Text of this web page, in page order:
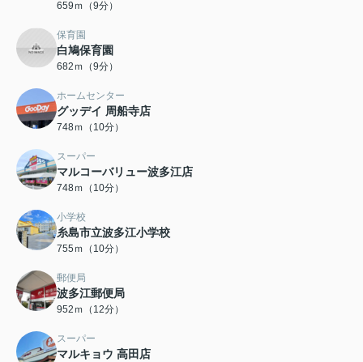
659ｍ（9分）
保育園
白鳩保育園
682ｍ（9分）
ホームセンター
グッデイ 周船寺店
748ｍ（10分）
スーパー
マルコーバリュー波多江店
748ｍ（10分）
小学校
糸島市立波多江小学校
755ｍ（10分）
郵便局
波多江郵便局
952ｍ（12分）
スーパー
マルキョウ 高田店